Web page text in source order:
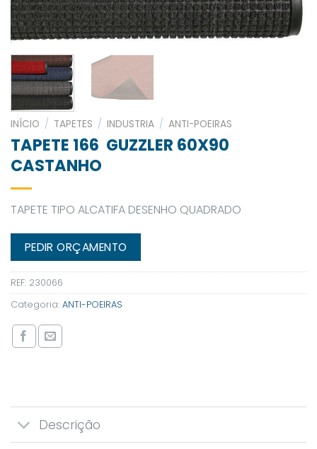
INÍCIO / TAPETES / INDUSTRIA / ANTI-POEIRAS
TAPETE 166 GUZZLER 60X90
CASTANHO
TAPETE TIPO ALCATIFA DESENHO QUADRADO
PEDIR ORÇAMENTO
REF: 230066
Categoria: ANTI-POEIRAS
Descrição